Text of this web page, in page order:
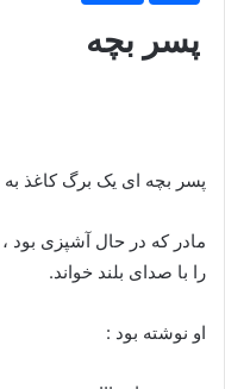
پسر بچه
پسر بچه ای یک برگ کاغذ
مادر که در حال آشپزی بود
را با صدای بلند خواند.
او نوشته بود :